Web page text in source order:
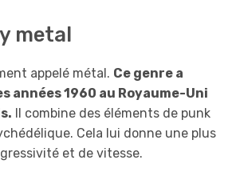
metal
appelé métal. Ce genre a
années 1960 au Royaume-Uni
Il combine des éléments de punk
Cela lui donne une plus
et de vitesse.